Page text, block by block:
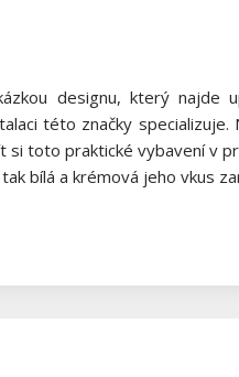
designu, který najde
této značky
si toto praktické vybavení v
bílá a krémová jeho vkus